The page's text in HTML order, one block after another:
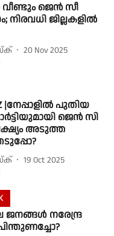
വീണ്ടും ജെൻ സീ
നിരവധി ജില്ലകളിൽ
20 Nov 2025
Z |നേപ്പാളില്‍ പുതിയ
ജെന്‍ സി
അടുത്ത
19 Oct 2025
ജനങ്ങൾ നരേന്ദ്ര